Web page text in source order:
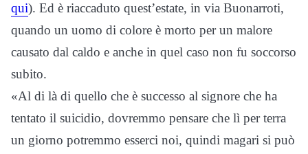
qui). Ed è riaccaduto quest’estate, in via Buonarroti,
quando un uomo di colore è morto per un malore
causato dal caldo e anche in quel caso non fu soccorso
subito.
«Al di là di quello che è successo al signore che ha
tentato il suicidio, dovremmo pensare che lì per terra
un giorno potremmo esserci noi, quindi magari si può